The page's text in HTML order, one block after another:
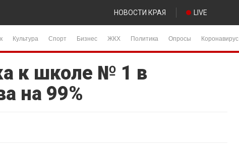
НОВОСТИ КРАЯ LIVE
Культура Спорт Бизнес ЖКХ Политика Опросы Коронавирус
к школе № 1 в
на 99%